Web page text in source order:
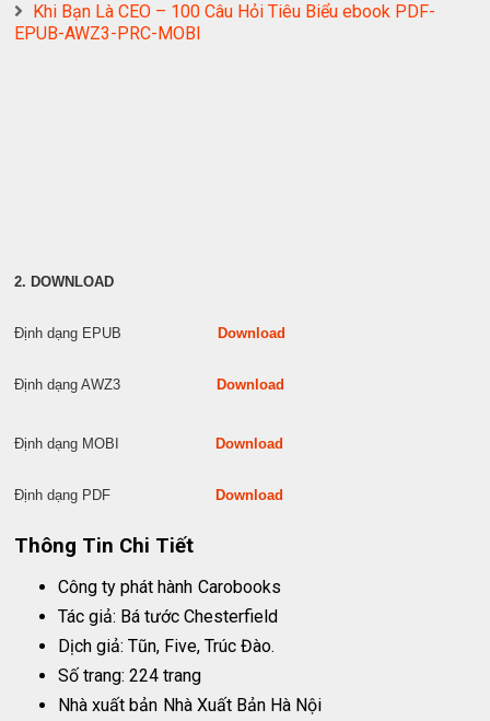
Khi Bạn Là CEO – 100 Câu Hỏi Tiêu Biểu ebook PDF-
EPUB-AWZ3-PRC-MOBI
2. DOWNLOAD
Định dạng EPUB Download
Định dạng AWZ3 Download
Định dạng MOBI Download
Định dạng PDF Download
Thông Tin Chi Tiết
Công ty phát hành Carobooks
Tác giả: Bá tước Chesterfield
Dịch giả: Tũn, Five, Trúc Đào.
Số trang: 224 trang
Nhà xuất bản Nhà Xuất Bản Hà Nội